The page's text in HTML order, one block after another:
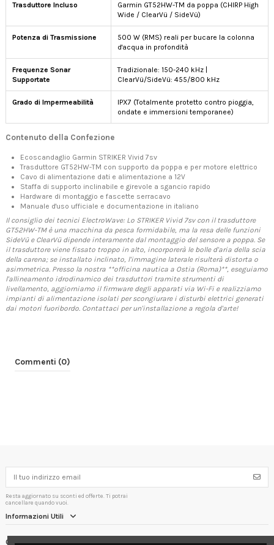
Trasduttore Incluso
Garmin GT52HW-TM da poppa (CHIRP High
Wide / ClearVü / SideVü)
Potenza di Trasmissione
500 W (RMS) reali per bucare la colonna
d'acqua in profondità
Frequenze Sonar
Supportate
Tradizionale: 150-240 kHz |
ClearVü/SideVü: 455/800 kHz
Grado di Impermeabilità
IPX7 (Totalmente protetto contro pioggia,
ondate e immersioni temporanee)
Contenuto della Confezione
Ecoscandaglio Garmin STRIKER Vivid 7sv
Trasduttore GT52HW-TM con supporto da poppa e per motore elettrico
Cavo di alimentazione dati e alimentazione a 12V
Staffa di supporto inclinabile e girevole a sgancio rapido
Hardware di montaggio e fascette serracavo
Manuale d'uso ufficiale e documentazione in italiano
Il consiglio dei tecnici ElectroWave: Lo STRIKER Vivid 7sv con il trasduttore
GT52HW-TM è una macchina da pesca formidabile, ma la resa delle funzioni
SideVü e ClearVü dipende interamente dal montaggio del sensore a poppa. Se
il trasduttore viene fissato troppo in alto, incorporerà le bolle d'aria della scia
della carena; se installato inclinato, l'immagine laterale risulterà distorta o
asimmetrica. Presso la nostra **officina nautica a Ostia (Roma)**, eseguiamo
l'allineamento idrodinamico dei trasduttori tramite strumenti di
livellamento, aggiorniamo il firmware degli apparati via Wi-Fi e realizziamo
impianti di alimentazione isolati per scongiurare i disturbi elettrici generati
dai motori fuoribordo. Contattaci per un'installazione a regola d'arte!
Commenti (0)
Resta aggiornato su sconti ed offerte. Ti potrai
cancellare quando vuoi.
Informazioni Utili
Contact us